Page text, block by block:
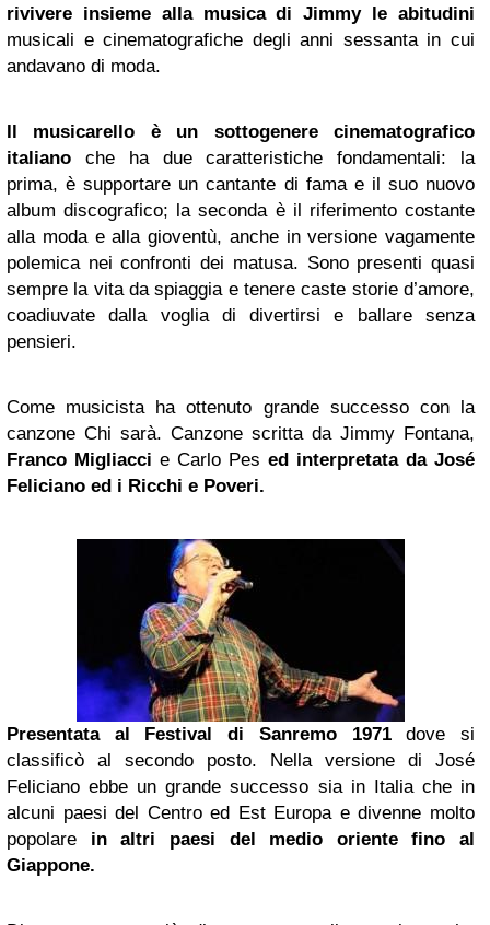
rivivere insieme alla musica di Jimmy le abitudini
musicali e cinematografiche degli anni sessanta in cui
andavano di moda.
Il musicarello è un sottogenere cinematografico
italiano che ha due caratteristiche fondamentali: la
prima, è supportare un cantante di fama e il suo nuovo
album discografico; la seconda è il riferimento costante
alla moda e alla gioventù, anche in versione vagamente
polemica nei confronti dei matusa. Sono presenti quasi
sempre la vita da spiaggia e tenere caste storie d’amore,
coadiuvate dalla voglia di divertirsi e ballare senza
pensieri.
Come musicista ha ottenuto grande successo con la
canzone Chi sarà. Canzone scritta da Jimmy Fontana,
Franco Migliacci e Carlo Pes ed interpretata da José
Feliciano ed i Ricchi e Poveri.
Presentata al Festival di Sanremo 1971dove si
classificò al secondo posto. Nella versione di José
Feliciano ebbe un grande successo sia in Italia che in
alcuni paesi del Centro ed Est Europa e divenne molto
popolare in altri paesi del medio oriente fino al
Giappone.